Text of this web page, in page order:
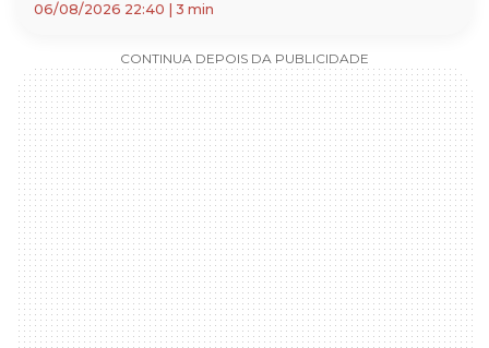
06/08/2026 22:40 3 min
CONTINUA DEPOIS DA PUBLICIDADE